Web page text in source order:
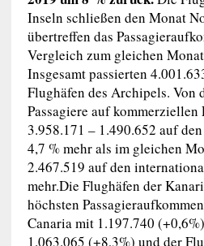
Inseln schließen den Monat
übertreffen das
Vergleich zum gleichen
Insgesamt passierten
Flughäfen des Archipels. Von
Passagiere auf
3.958.171 – 1.490.652 auf
4,7 % mehr als im gleichen
2.467.519 auf den
mehr.Die Flughäfen der
höchsten
Canaria mit 1.197.740
1.063.065 (+8,3%) und der